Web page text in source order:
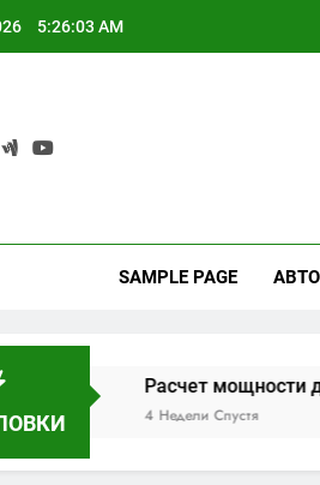
5:26:04 AM
SAMPLE PAGE
Расчет мощности дровяной
4 Недели Спустя